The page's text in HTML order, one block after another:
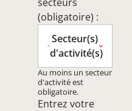
(obligatoire) :
Secteur(s)
d'activité(s)
Au moins un secteur
d'activité est
obligatoire.
Entrez votre